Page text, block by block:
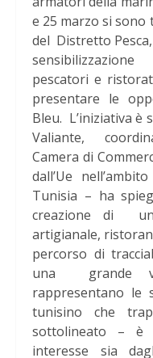
e 25 marzo si sono
del Distretto
pescatori e
presentare le
Bleu. L’iniziativa è
Valiante,
Camera di
dall’Ue
Tunisia – ha
creazione di
artigianale,
percorso di
una grande
rappresentano
tunisino che
sottolineato – è
interesse sia